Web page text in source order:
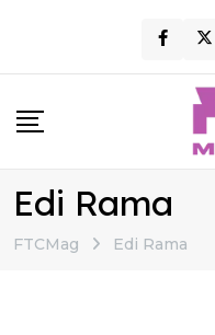
content
Edi Rama
FTCMag Edi Rama